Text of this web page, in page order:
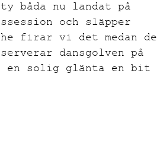
båda nu landat på
och släpper
firar vi det medan de
dansgolven på
en solig glänta en bit